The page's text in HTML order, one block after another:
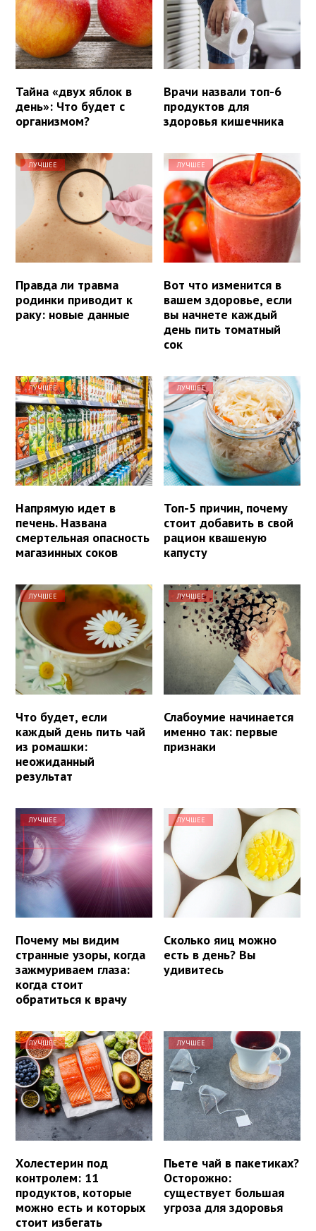
Тайна «двух яблок в
день»: Что будет с
организмом?
Врачи назвали топ-6
продуктов для
здоровья кишечника
ЛУЧШЕЕ
Правда ли травма
родинки приводит к
раку: новые данные
ЛУЧШЕЕ
Вот что изменится в
вашем здоровье, если
вы начнете каждый
день пить томатный
сок
ЛУЧШЕЕ
Напрямую идет в
печень. Названа
смертельная опасность
магазинных соков
ЛУЧШЕЕ
Топ-5 причин, почему
стоит добавить в свой
рацион квашеную
капусту
ЛУЧШЕЕ
Что будет, если
каждый день пить чай
из ромашки:
неожиданный
результат
ЛУЧШЕЕ
Слабоумие начинается
именно так: первые
признаки
ЛУЧШЕЕ
Почему мы видим
странные узоры, когда
зажмуриваем глаза:
когда стоит
обратиться к врачу
ЛУЧШЕЕ
Сколько яиц можно
есть в день? Вы
удивитесь
ЛУЧШЕЕ
Холестерин под
контролем: 11
продуктов, которые
можно есть и которых
стоит избегать
ЛУЧШЕЕ
Пьете чай в пакетиках?
Осторожно:
существует большая
угроза для здоровья